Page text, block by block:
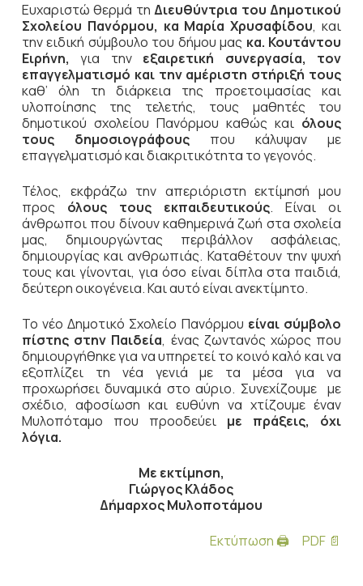
Ευχαριστώ θερμά τηΔιευθύντρια του Δημοτικού
Σχολείου Πανόρμου, κα Μαρία Χρυσαφίδου, και
την ειδική σύμβουλο του δήμου μας κα. Κουτάντου
Ειρήνη, για την εξαιρετική συνεργασία, τον
επαγγελματισμό και την αμέριστη στήριξή τους
καθ’ όλη τη διάρκεια της προετοιμασίας και
υλοποίησης της τελετής, τους μαθητές του
δημοτικού σχολείου Πανόρμου καθώς και όλους
τους δημοσιογράφουςπου κάλυψαν με
επαγγελματισμό και διακριτικότητα το γεγονός.
Τέλος, εκφράζω την απεριόριστη εκτίμησή μου
προς όλους τους εκπαιδευτικούς. Είναι οι
άνθρωποι που δίνουν καθημερινά ζωή στα σχολεία
μας, δημιουργώντας περιβάλλον ασφάλειας,
δημιουργίας και ανθρωπιάς. Καταθέτουν την ψυχή
τους και γίνονται, για όσο είναι δίπλα στα παιδιά,
δεύτερη οικογένεια. Και αυτό είναι ανεκτίμητο.
Το νέο Δημοτικό Σχολείο Πανόρμου είναι σύμβολο
πίστης στην Παιδεία, ένας ζωντανός χώρος που
δημιουργήθηκε για να υπηρετεί το κοινό καλό και να
εξοπλίζει τη νέα γενιά με τα μέσα για να
προχωρήσει δυναμικά στο αύριο. Συνεχίζουμε με
σχέδιο, αφοσίωση και ευθύνη να χτίζουμε έναν
Μυλοπόταμο που προοδεύει με πράξεις, όχι
λόγια.
Με εκτίμηση,
Γιώργος Κλάδος
Δήμαρχος Μυλοποτάμου
Εκτύπωση 🖨
PDF 📄